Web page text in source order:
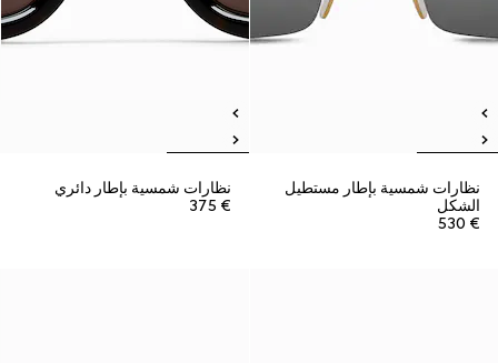
نظارات شمسية بإطار مستطيل
الشكل
€ 530
نظارات شمسية بإطار دائري
€ 375